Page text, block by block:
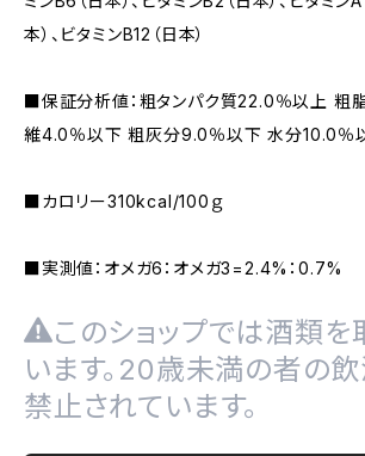
本）、ビタミンB12（⽇本）
■保証分析値：粗タンパク質22.0％以上 粗
維4.0％以下 粗灰分9.0％以下 水分10.0％
■カロリー310kcal/100ｇ
■実測値：オメガ6：オメガ3=2.4%：0.7%
このショップでは酒類を
います。20歳未満の者の
禁止されています。